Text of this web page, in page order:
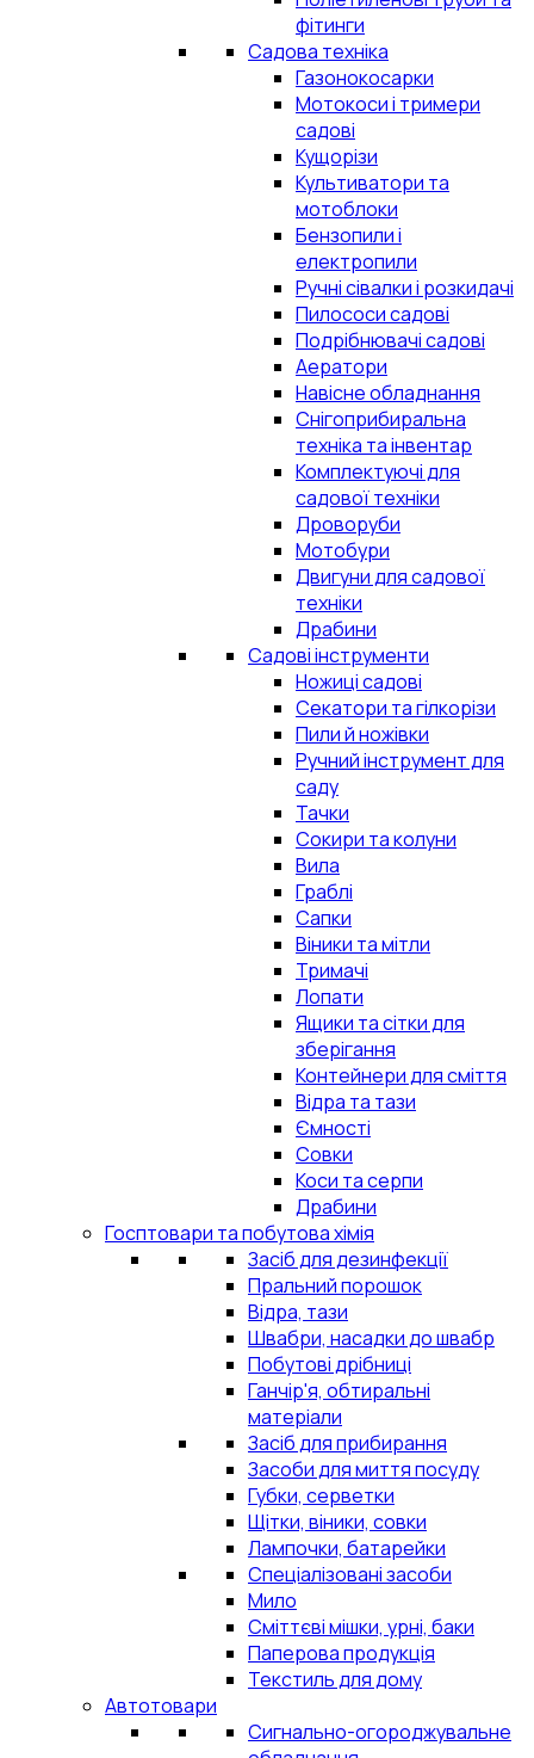
фітинги
Садова техніка
Газонокосарки
Мотокоси і тримери
садові
Кущорізи
Культиватори та
мотоблоки
Бензопили і
електропили
Ручні сівалки і розкидачі
Пилососи садові
Подрібнювачі садові
Аератори
Навісне обладнання
Снігоприбиральна
техніка та інвентар
Комплектуючі для
садової техніки
Дроворуби
Мотобури
Двигуни для садової
техніки
Драбини
Садові інструменти
Ножиці садові
Секатори та гілкорізи
Пили й ножівки
Ручний інструмент для
саду
Тачки
Сокири та колуни
Вила
Граблі
Сапки
Віники та мітли
Тримачі
Лопати
Ящики та сітки для
зберігання
Контейнери для сміття
Відра та тази
Ємності
Совки
Коси та серпи
Драбини
Госптовари та побутова хімія
Засіб для дезинфекції
Пральний порошок
Відра, тази
Швабри, насадки до швабр
Побутові дрібниці
Ганчір'я, обтиральні
матеріали
Засіб для прибирання
Засоби для миття посуду
Губки, серветки
Щітки, віники, совки
Лампочки, батарейки
Спеціалізовані засоби
Мило
Сміттєві мішки, урні, баки
Паперова продукція
Текстиль для дому
Автотовари
Сигнально-огороджувальне